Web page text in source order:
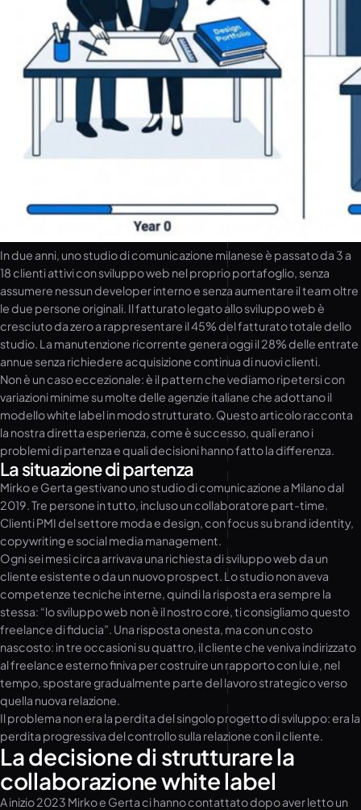
In due anni, uno studio di comunicazione milanese è passato da 3 a
18 clienti attivi con sviluppo web nel proprio portafoglio, senza
assumere nessun developer interno e senza aumentare il team oltre
le due persone originali. Il fatturato legato allo sviluppo web è
cresciuto da zero a rappresentare il 45% del fatturato totale dello
studio. La manutenzione ricorrente genera oggi il 28% delle entrate
annue senza richiedere acquisizione continua di nuovi clienti.
Non è un caso eccezionale: è il pattern che vediamo ripetersi con
variazioni minime su molte delle agenzie italiane che adottano il
modello white label in modo strutturato. Questo articolo racconta
la nostra diretta esperienza, come è successo, quali erano i
problemi di partenza e quali decisioni hanno fatto la differenza.
La situazione di partenza
Mirko e Gerta gestivano uno studio di comunicazione a Milano dal
2019. Tre persone in tutto, incluso un collaboratore part-time.
Clienti PMI del settore moda e design, con focus su brand identity,
copywriting e social media management.
Ogni sei mesi circa arrivava una richiesta di sviluppo web da un
cliente esistente o da un nuovo prospect. Lo studio non aveva
competenze tecniche interne, quindi la risposta era sempre la
stessa: “lo sviluppo web non è il nostro core, ti consigliamo questo
freelance di fiducia”. Una risposta onesta, ma con un costo
nascosto: in tre occasioni su quattro, il cliente che veniva indirizzato
al freelance esterno finiva per costruire un rapporto con lui e, nel
tempo, spostare gradualmente parte del lavoro strategico verso
quella nuova relazione.
Il problema non era la perdita del singolo progetto di sviluppo: era la
perdita progressiva del controllo sulla relazione con il cliente.
La decisione di strutturare la
collaborazione white label
A inizio 2023 Mirko e Gerta ci hanno contattato dopo aver letto un